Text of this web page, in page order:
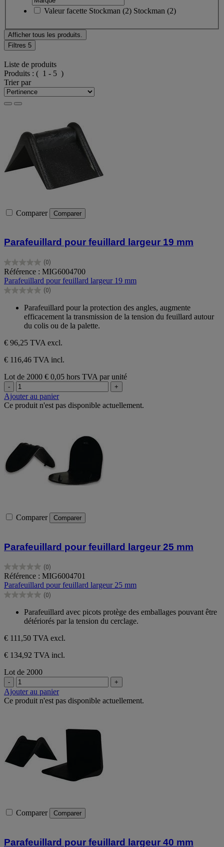
Valeur facette Stockman (2) Stockman (2)
Afficher tous les produits.
Filtres 5
Liste de produits
Produits : ( 1 - 5 )
Trier par
Comparer Comparer
Parafeuillard pour feuillard largeur 19 mm
(0)
0.0
sur
5
étoiles.
Référence : MIG6004700
Parafeuillard pour feuillard largeur 19 mm
(0)
0.0
étoiles.
Parafeuillard pour la protection des angles, augmente
efficacement la transmission de la tension du feuillard autour
du colis ou de la palette.
€ 96,25 TVA excl.
€ 116,46 TVA incl.
Lot de 2000 € 0,05 hors TVA par unité
- +
Ajouter au panier
Ce produit n'est pas disponible actuellement.
Comparer Comparer
Parafeuillard pour feuillard largeur 25 mm
(0)
0.0
sur
5
étoiles.
Référence : MIG6004701
Parafeuillard pour feuillard largeur 25 mm
(0)
0.0
étoiles.
Parafeuillard avec picots protège des emballages pouvant être
détériorés par la tension du cerclage.
€ 111,50 TVA excl.
€ 134,92 TVA incl.
Lot de 2000
- +
Ajouter au panier
Ce produit n'est pas disponible actuellement.
Comparer Comparer
Parafeuillard pour feuillard largeur 40 mm